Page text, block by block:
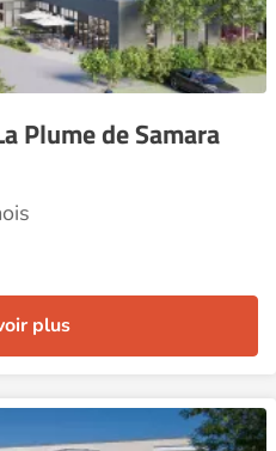
Plume de Samara
plus